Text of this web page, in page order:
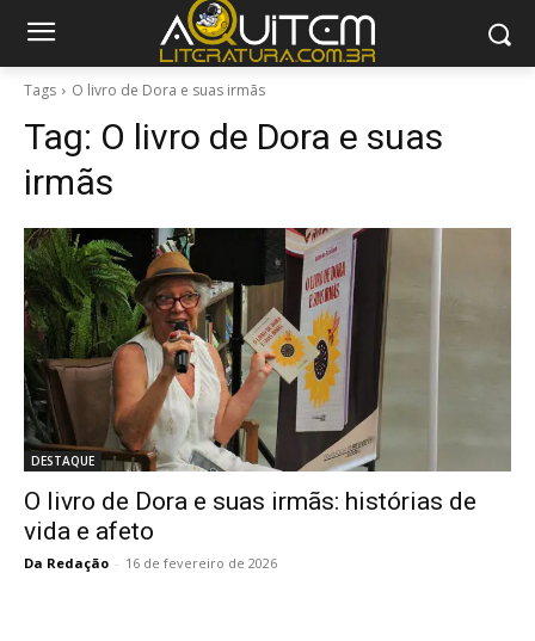
Tags O livro de Dora e suas irmãs
Tag: O livro de Dora e suas
irmãs
DESTAQUE
O livro de Dora e suas irmãs: histórias de
vida e afeto
Da Redação - 16 de fevereiro de 2026